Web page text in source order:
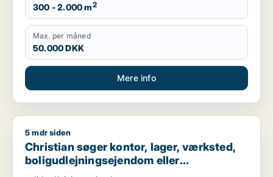
300 - 2.000 m2
Max. per måned
50.000 DKK
Mere info
Christian søger kontor, lager, værksted,
5 mdr siden
Christian søger kontor, lager, værksted,
boligudlejningsejendom eller
produktionslokaler til salg i Nordsjælland,